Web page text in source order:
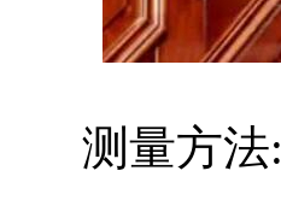
测量方法: